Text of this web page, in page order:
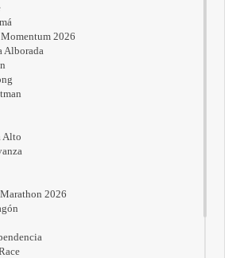
2026
Alborada
Alto
2026